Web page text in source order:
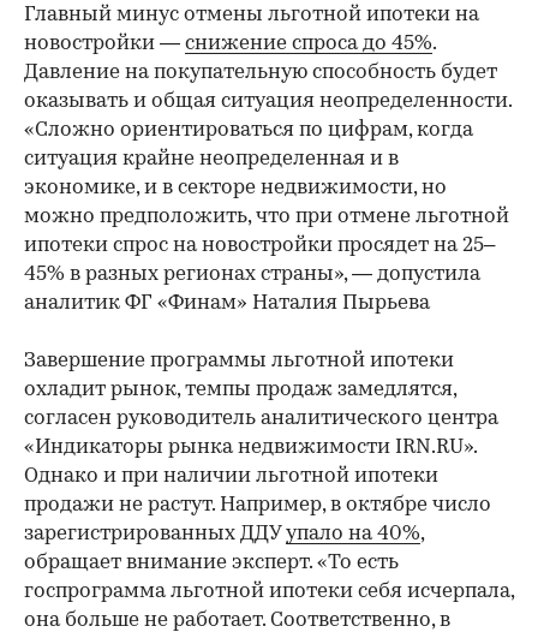
Главный минус отмены льготной ипотеки на
новостройки — снижение спроса до 45%.
Давление на покупательную способность будет
оказывать и общая ситуация неопределенности.
«Сложно ориентироваться по цифрам, когда
ситуация крайне неопределенная и в
экономике, и в секторе недвижимости, но
можно предположить, что при отмене льготной
ипотеки спрос на новостройки просядет на 25–
45% в разных регионах страны», — допустила
аналитик ФГ «Финам» Наталия Пырьева
Завершение программы льготной ипотеки
охладит рынок, темпы продаж замедлятся,
согласен руководитель аналитического центра
«Индикаторы рынка недвижимости IRN.RU».
Однако и при наличии льготной ипотеки
продажи не растут. Например, в октябре число
зарегистрированных ДДУ упало на 40%,
обращает внимание эксперт. «То есть
госпрограмма льготной ипотеки себя исчерпала,
она больше не работает. Соответственно, в